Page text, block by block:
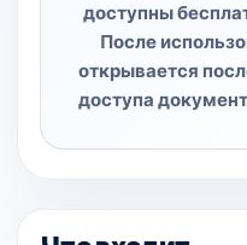
доступны
После
открывается
доступа